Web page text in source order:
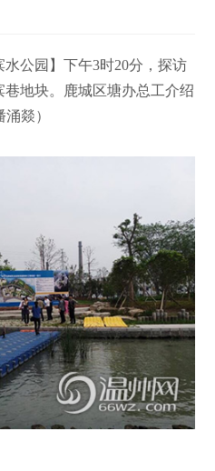
水公园】下午3时20分，探访
巷地块。鹿城区塘办总工介绍
燚）